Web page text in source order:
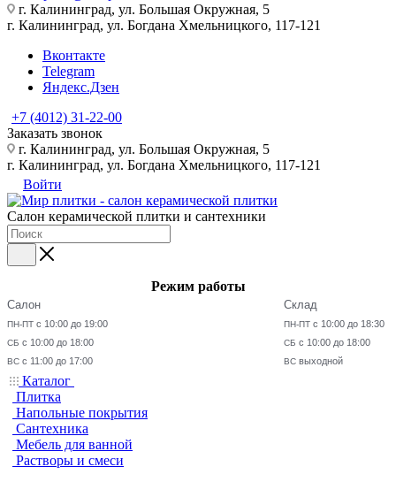
г. Калининград, ул. Большая Окружная, 5
г. Калининград, ул. Богдана Хмельницкого, 117-121
Вконтакте
Telegram
Яндекс.Дзен
+7 (4012) 31-22-00
Заказать звонок
г. Калининград, ул. Большая Окружная, 5
г. Калининград, ул. Богдана Хмельницкого, 117-121
Войти
Салон керамической плитки и сантехники
Режим работы
Салон
ПН-ПТ с 10:00 до 19:00
СБ с 10:00 до 18:00
ВС с 11:00 до 17:00
Склад
ПН-ПТ с 10:00 до 18:30
СБ с 10:00 до 18:00
ВС выходной
Каталог
Плитка
Напольные покрытия
Сантехника
Мебель для ванной
Растворы и смеси